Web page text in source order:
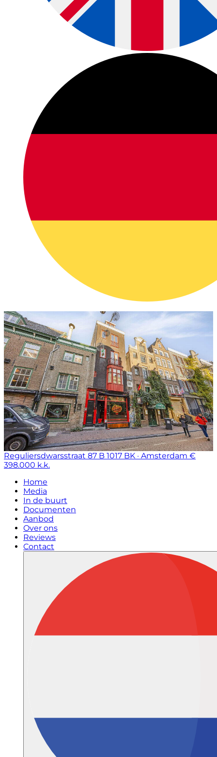
Reguliersdwarsstraat 87 B 1017 BK · Amsterdam €
398.000 k.k.
Home
Media
In de buurt
Documenten
Aanbod
Over ons
Reviews
Contact